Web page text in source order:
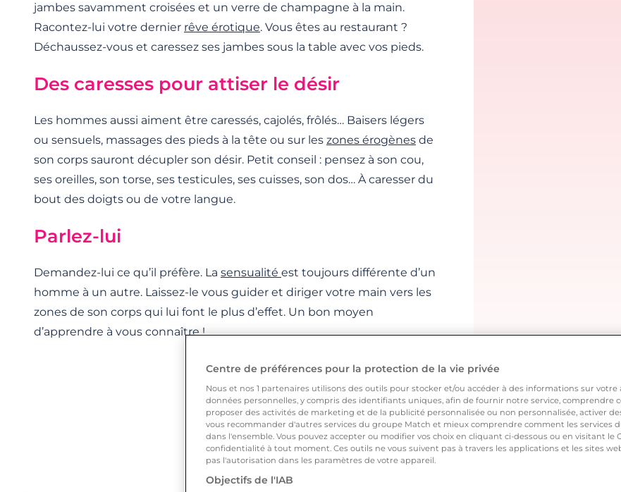
jambes savamment croisées et un verre de champagne à la main.
Racontez-lui votre dernier rêve érotique. Vous êtes au restaurant ?
Déchaussez-vous et caressez ses jambes sous la table avec vos pieds.
Des caresses pour attiser le désir
Les hommes aussi aiment être caressés, cajolés, frôlés… Baisers légers
ou sensuels, massages des pieds à la tête ou sur les zones érogènes de
son corps sauront décupler son désir. Petit conseil : pensez à son cou,
ses oreilles, son torse, ses testicules, ses cuisses, son dos… À caresser du
bout des doigts ou de votre langue.
Parlez-lui
Demandez-lui ce qu’il préfère. La sensualité est toujours différente d’un
homme à un autre. Laissez-le vous guider et diriger votre main vers les
zones de son corps qui lui font le plus d’effet. Un bon moyen
d’apprendre à vous connaître !
Vous aimerez aussi
Centre de préférences pour la protection de la vie privée
Nous et nos 1 partenaires utilisons des outils pour stocker et/ou accéder à des informations sur votre
données personnelles, y compris des identifiants uniques, afin de fournir notre service, comprendre
proposer des activités de marketing et de la publicité personnalisée ou non personnalisée, activer
vous recommander d'autres services du groupe Match et mieux comprendre comment les services
dans l'ensemble. Vous pouvez accepter ou modifier vos choix en cliquant ci-dessous ou en visitant le
confidentialité à tout moment. Ces outils ne vous suivent pas à travers les applications et les sites
pas l'autorisation dans les paramètres de votre appareil.
Objectifs de l'IAB